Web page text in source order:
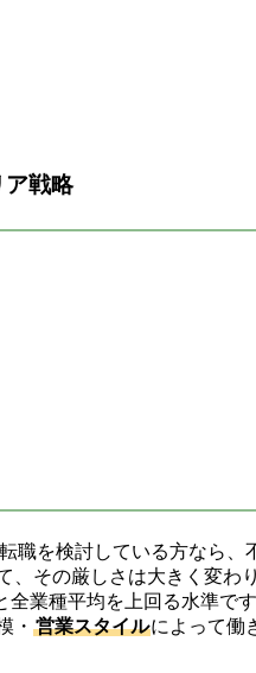
ア戦略
を検討している方なら、
その厳しさは大きく変わり
全業種平均を上回る水準で
・ 営業スタイルによって働